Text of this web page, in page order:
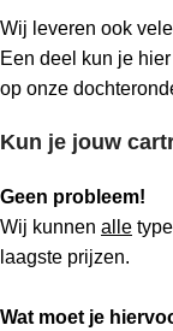
Wij leveren ook
Een deel kun je
op onze
Kun je jouw
Geen probleem!
Wij kunnen alle
laagste prijzen.
Wat moet je